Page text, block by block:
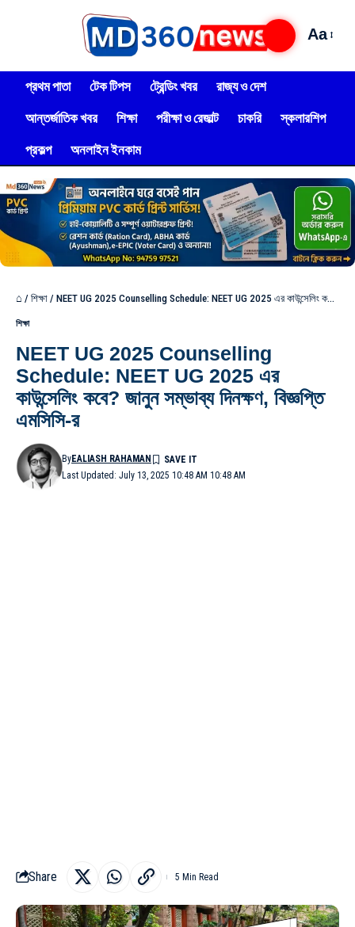
Aa
প্রথম পাতা টেক টিপস ট্রেন্ডিং খবর
রাজ্য ও দেশ
আন্তর্জাতিক খবর
শিক্ষা পরীক্ষা ও রেজাল্ট চাকরি
স্কলারশিপ
প্রকল্প
অনলাইন ইনকাম
⌂ / শিক্ষা / NEET UG 2025 Counselling Schedule: NEET UG 2025 এর কাউন্সেলিং কবে? জানুন সম্ভাব্য দিনক্ষণ, বিজ্ঞপ্তি এমসিসি-র
শিক্ষা
NEET UG 2025 Counselling
Schedule: NEET UG 2025 এর
কাউন্সেলিং কবে? জানুন সম্ভাব্য দিনক্ষণ, বিজ্ঞপ্তি
এমসিসি-র
Last Updated: July 13, 2025 10:48 AM 10:48 AM
ByEALIASH RAHAMAN
Share 5 Min Read